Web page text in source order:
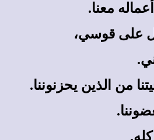
معنا.
على قوسي،
من الذين يحزنوننا.
كله.